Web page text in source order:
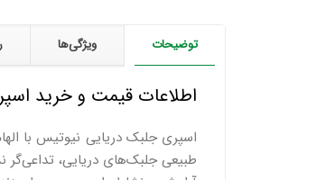
توضیحات ویژگی‌ها
اطلاعات قیمت و خرید
اسپری جلبک دریایی نیوتیس با
طبیعی جلبک‌های دریایی،